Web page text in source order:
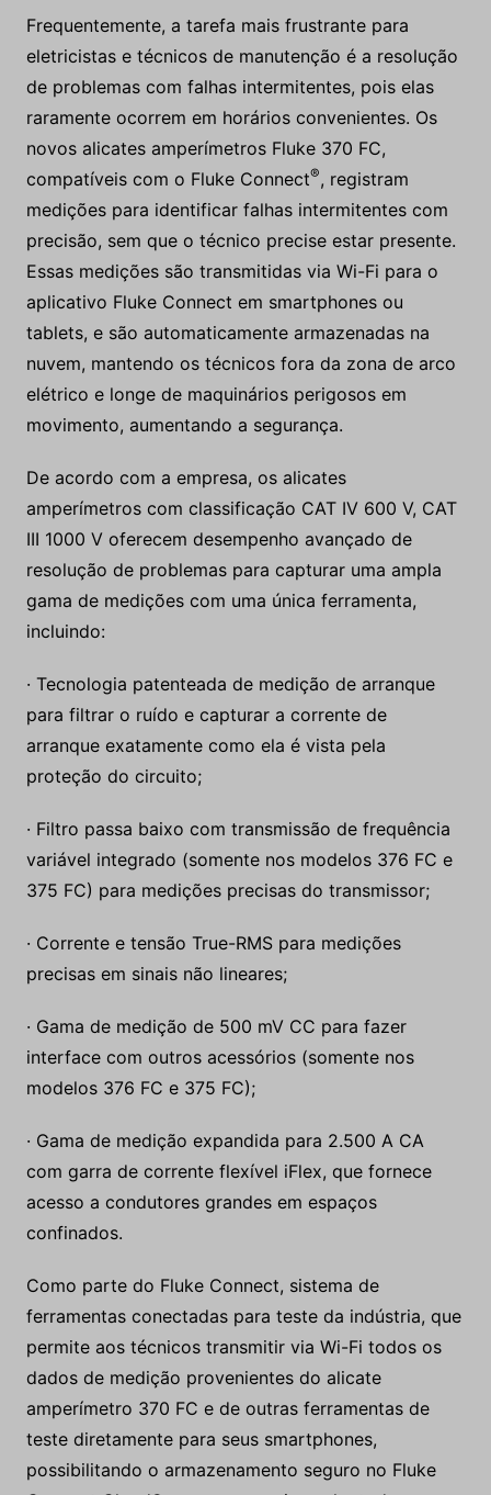
Frequentemente, a tarefa mais frustrante para
eletricistas e técnicos de manutenção é a resolução
de problemas com falhas intermitentes, pois elas
raramente ocorrem em horários convenientes. Os
novos alicates amperímetros Fluke 370 FC,
compatíveis com o Fluke Connect®, registram
medições para identificar falhas intermitentes com
precisão, sem que o técnico precise estar presente.
Essas medições são transmitidas via Wi-Fi para o
aplicativo Fluke Connect em smartphones ou
tablets, e são automaticamente armazenadas na
nuvem, mantendo os técnicos fora da zona de arco
elétrico e longe de maquinários perigosos em
movimento, aumentando a segurança.
De acordo com a empresa, os alicates
amperímetros com classificação CAT IV 600 V, CAT
III 1000 V oferecem desempenho avançado de
resolução de problemas para capturar uma ampla
gama de medições com uma única ferramenta,
incluindo:
· Tecnologia patenteada de medição de arranque
para filtrar o ruído e capturar a corrente de
arranque exatamente como ela é vista pela
proteção do circuito;
· Filtro passa baixo com transmissão de frequência
variável integrado (somente nos modelos 376 FC e
375 FC) para medições precisas do transmissor;
· Corrente e tensão True-RMS para medições
precisas em sinais não lineares;
· Gama de medição de 500 mV CC para fazer
interface com outros acessórios (somente nos
modelos 376 FC e 375 FC);
· Gama de medição expandida para 2.500 A CA
com garra de corrente flexível iFlex, que fornece
acesso a condutores grandes em espaços
confinados.
Como parte do Fluke Connect, sistema de
ferramentas conectadas para teste da indústria, que
permite aos técnicos transmitir via Wi-Fi todos os
dados de medição provenientes do alicate
amperímetro 370 FC e de outras ferramentas de
teste diretamente para seus smartphones,
possibilitando o armazenamento seguro no Fluke